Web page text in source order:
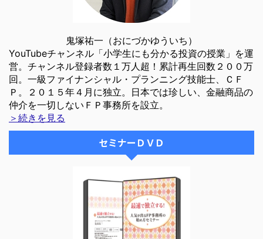
鬼塚祐一（おにづかゆういち）
YouTubeチャンネル「小学生にも分かる投資の授業」を運
営。チャンネル登録者数１万人超！累計再生回数２００万
回。一級ファイナンシャル・プランニング技能士、ＣＦ
Ｐ。２０１５年４月に独立。日本では珍しい、金融商品の
仲介を一切しないＦＰ事務所を設立。
＞続きを見る
セミナーＤＶＤ